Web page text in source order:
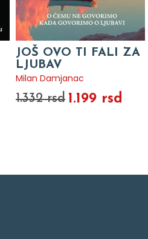
JOŠ OVO TI FALI ZA
LJUBAV
Milan Damjanac
1.332 rsd 1.199 rsd